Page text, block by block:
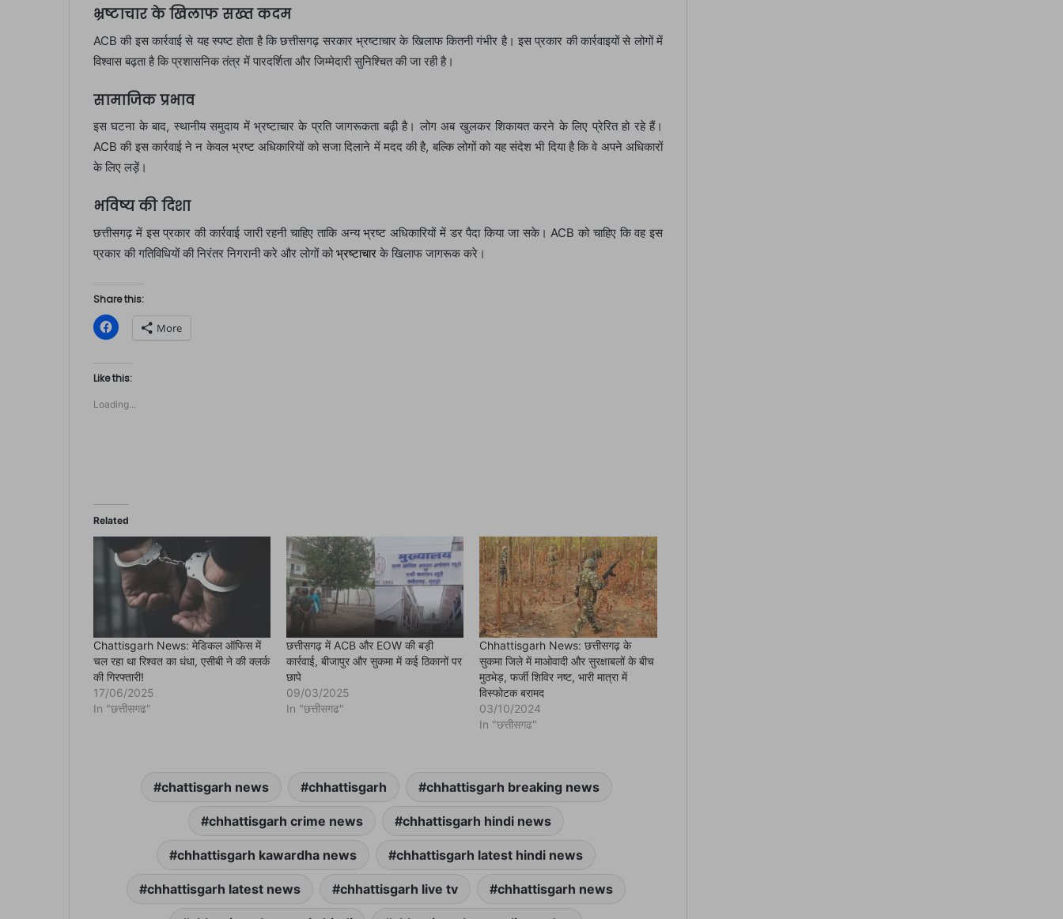
भ्रष्टाचार के खिलाफ सख्त कदम
ACB की इस कार्रवाई से यह स्पष्ट होता है कि छत्तीसगढ़ सरकार भ्रष्टाचार के खिलाफ कितनी गंभीर है। इस प्रकार की कार्रवाइयों से लोगों में
विश्वास बढ़ता है कि प्रशासनिक तंत्र में पारदर्शिता और जिम्मेदारी सुनिश्चित की जा रही है।
सामाजिक प्रभाव
इस घटना के बाद, स्थानीय समुदाय में भ्रष्टाचार के प्रति जागरूकता बढ़ी है। लोग अब खुलकर शिकायत करने के लिए प्रेरित हो रहे हैं।
ACB की इस कार्रवाई ने न केवल भ्रष्ट अधिकारियों को सजा दिलाने में मदद की है, बल्कि लोगों को यह संदेश भी दिया है कि वे अपने अधिकारों
के लिए लड़ें।
भविष्य की दिशा
छत्तीसगढ़ में इस प्रकार की कार्रवाई जारी रहनी चाहिए ताकि अन्य भ्रष्ट अधिकारियों में डर पैदा किया जा सके। ACB को चाहिए कि वह इस
प्रकार की गतिविधियों की निरंतर निगरानी करे और लोगों कोभ्रष्टाचार के खिलाफ जागरूक करे।
Share this:
C
l
k
t
o
h
b
o
k
(
O
p
e
w
w
i
n
d
o
w
More
Like this:
Loading...
Related
Chattisgarh News: मेडिकल ऑफिस में
चल रहा था रिश्वत का धंधा, एसीबी ने की क्लर्क
की गिरफ्तारी!
17/06/2025
In "छत्तीसगढ"
छत्तीसगढ़ में ACB और EOW की बड़ी
कार्रवाई, बीजापुर और सुकमा में कई ठिकानों पर
छापे
09/03/2025
In "छत्तीसगढ"
Chhattisgarh News: छत्तीसगढ़ के
सुकमा जिले में माओवादी और सुरक्षाबलों के बीच
मुठभेड़, फर्जी शिविर नष्ट, भारी मात्रा में
विस्फोटक बरामद
03/10/2024
In "छत्तीसगढ"
chattisgarh news chhattisgarh chhattisgarh breaking news
chhattisgarh crime news chhattisgarh hindi news
chhattisgarh kawardha news chhattisgarh latest hindi news
chhattisgarh latest news chhattisgarh live tv chhattisgarh news